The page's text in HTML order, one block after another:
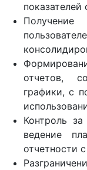
отчетов,
графики, с
Контроль
ведение
отчетности